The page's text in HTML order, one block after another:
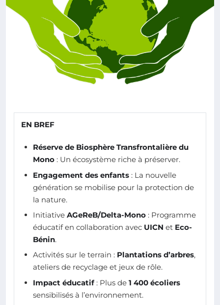
EN BREF
Réserve de Biosphère Transfrontalière du
Mono : Un écosystème riche à préserver.
Engagement des enfants : La nouvelle
génération se mobilise pour la protection de
la nature.
Initiative AGeReB/Delta-Mono : Programme
éducatif en collaboration avec UICN et Eco-
Bénin.
Activités sur le terrain : Plantations d’arbres,
ateliers de recyclage et jeux de rôle.
Impact éducatif: Plus de 1 400 écoliers
sensibilisés à l’environnement.